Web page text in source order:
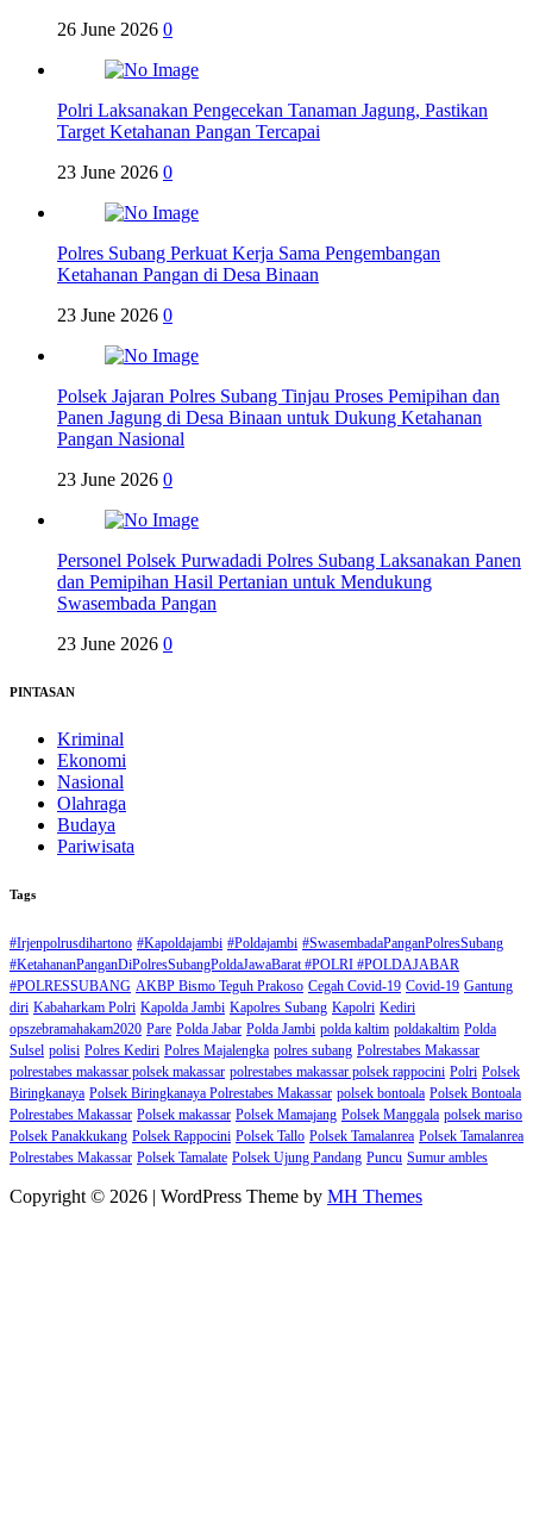
26 June 2026 0
Polri Laksanakan Pengecekan Tanaman Jagung, Pastikan
Target Ketahanan Pangan Tercapai
23 June 2026 0
Polres Subang Perkuat Kerja Sama Pengembangan
Ketahanan Pangan di Desa Binaan
23 June 2026 0
Polsek Jajaran Polres Subang Tinjau Proses Pemipihan dan
Panen Jagung di Desa Binaan untuk Dukung Ketahanan
Pangan Nasional
23 June 2026 0
Personel Polsek Purwadadi Polres Subang Laksanakan Panen
dan Pemipihan Hasil Pertanian untuk Mendukung
Swasembada Pangan
23 June 2026 0
PINTASAN
Kriminal
Ekonomi
Nasional
Olahraga
Budaya
Pariwisata
Tags
#Irjenpolrusdihartono #Kapoldajambi #Poldajambi #SwasembadaPanganPolresSubang
#KetahananPanganDiPolresSubangPoldaJawaBarat #POLRI #POLDAJABAR
#POLRESSUBANG AKBP Bismo Teguh Prakoso Cegah Covid-19 Covid-19 Gantung
diri Kabaharkam Polri Kapolda Jambi Kapolres Subang Kapolri Kediri
opszebramahakam2020 Pare Polda Jabar Polda Jambi polda kaltim poldakaltim Polda
Sulsel polisi Polres Kediri Polres Majalengka polres subang Polrestabes Makassar
polrestabes makassar polsek makassar polrestabes makassar polsek rappocini Polri Polsek
Biringkanaya Polsek Biringkanaya Polrestabes Makassar polsek bontoala Polsek Bontoala
Polrestabes Makassar Polsek makassar Polsek Mamajang Polsek Manggala polsek mariso
Polsek Panakkukang Polsek Rappocini Polsek Tallo Polsek Tamalanrea Polsek Tamalanrea
Polrestabes Makassar Polsek Tamalate Polsek Ujung Pandang Puncu Sumur ambles
Copyright © 2026 | WordPress Theme by MH Themes